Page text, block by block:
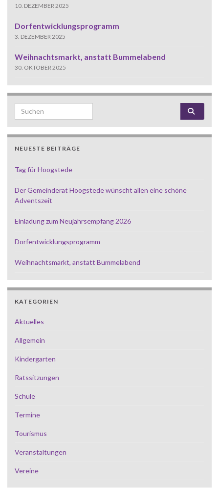
10. DEZEMBER 2025
Dorfentwicklungsprogramm
3. DEZEMBER 2025
Weihnachtsmarkt, anstatt Bummelabend
30. OKTOBER 2025
Search for:
NEUESTE BEITRÄGE
Tag für Hoogstede
Der Gemeinderat Hoogstede wünscht allen eine schöne
Adventszeit
Einladung zum Neujahrsempfang 2026
Dorfentwicklungsprogramm
Weihnachtsmarkt, anstatt Bummelabend
KATEGORIEN
Aktuelles
Allgemein
Kindergarten
Ratssitzungen
Schule
Termine
Tourismus
Veranstaltungen
Vereine